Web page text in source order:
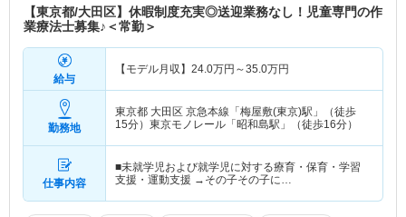
【東京都/大田区】休暇制度充実◎送迎業務なし！児童専門の作
業療法士募集♪＜常勤＞
給与
【モデル月収】 24.0万円～35.0万円
勤務地
東京都 大田区 京急本線「梅屋敷(東京)駅」（徒歩
15分）東京モノレール「昭和島駅」（徒歩16分）
仕事内容
■未就学児および就学児に対する療育・保育・学習
支援・運動支援 →その子その子に…